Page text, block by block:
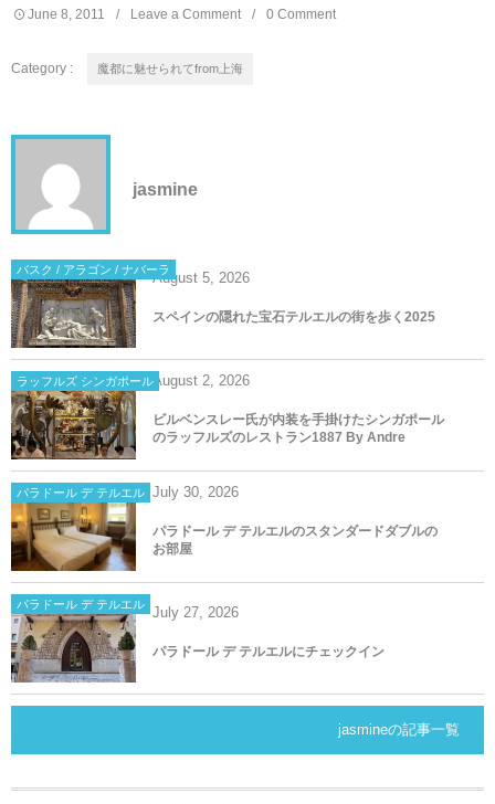
June 8 2011 Leave a Comment 0 Comment
Category : 魔都に魅せられてfrom上海
jasmine
バスク / アラゴン / ナバーラAugust 5 2026
スペインの隠れた宝石テルエルの街を歩く2025
ラッフルズ シンガポールAugust 2 2026
ビルベンスレー氏が内装を手掛けたシンガポール
のラッフルズのレストラン1887 By Andre
パラドール デ テルエル July 30 2026
パラドール デ テルエルのスタンダードダブルの
お部屋
パラドール デ テルエル July 27 2026
パラドール デ テルエルにチェックイン
jasmineの記事一覧